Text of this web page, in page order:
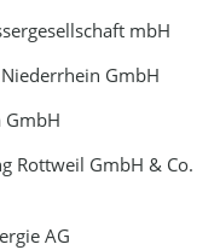
mbH
GmbH
GmbH
Rottweil GmbH & Co.
AG